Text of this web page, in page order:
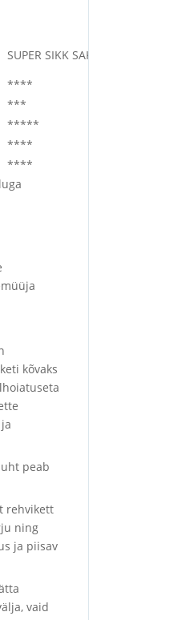
SUPER SIKK SAKK
****
***
*****
****
****
kõvaks
peab
rehvikett
ning
ja piisav
vaid